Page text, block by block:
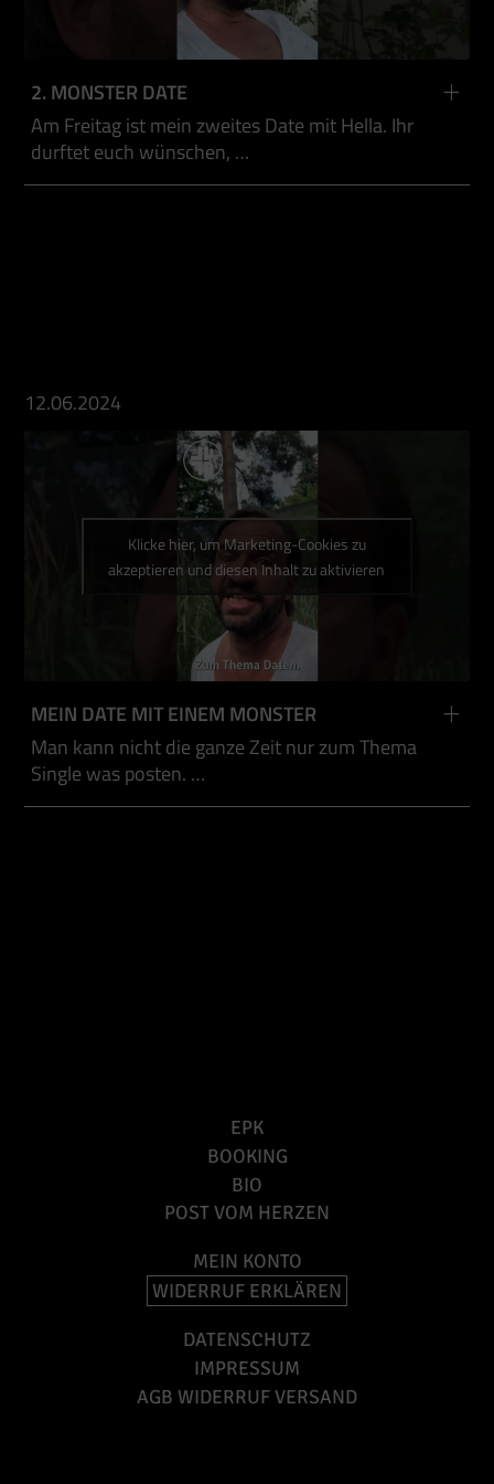
2. MONSTER DATE
Am Freitag ist mein zweites Date mit Hella. Ihr
durftet euch wünschen, …
12.06.2024
Klicke hier, um Marketing-Cookies zu
akzeptieren und diesen Inhalt zu aktivieren
MEIN DATE MIT EINEM MONSTER
Man kann nicht die ganze Zeit nur zum Thema
Single was posten. …
EPK
BOOKING
BIO
POST VOM HERZEN
MEIN KONTO
WIDERRUF ERKLÄREN
DATENSCHUTZ
IMPRESSUM
AGB WIDERRUF VERSAND